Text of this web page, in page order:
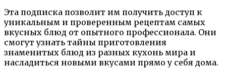
Эта подписка позволит им получить доступ к
уникальным и проверенным рецептам самых
вкусных блюд от опытного профессионала. Они
смогут узнать тайны приготовления
знаменитых блюд из разных кухонь мира и
насладиться новыми вкусами прямо у себя дома.